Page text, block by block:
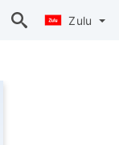
Zulu